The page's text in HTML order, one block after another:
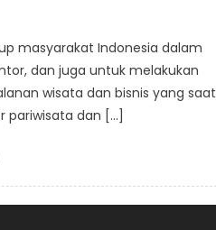
masyarakat Indonesia dalam
dan juga untuk melakukan
wisata dan bisnis yang saat
pariwisata dan […]